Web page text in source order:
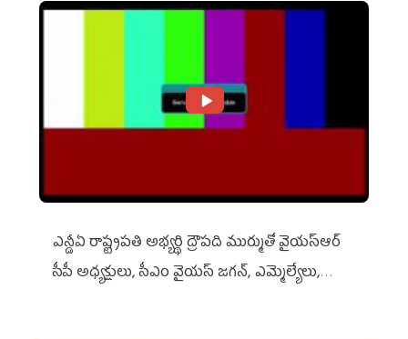
ఎన్డీఏ రాష్ట్ర‌ప‌తి అభ్య‌ర్థి ద్రౌప‌ది ముర్ముతో వైయ‌స్ఆర్
సీపీ అధ్య‌క్షులు, సీఎం వైయ‌స్ జ‌గ‌న్, ఎమ్మెల్యేలు,